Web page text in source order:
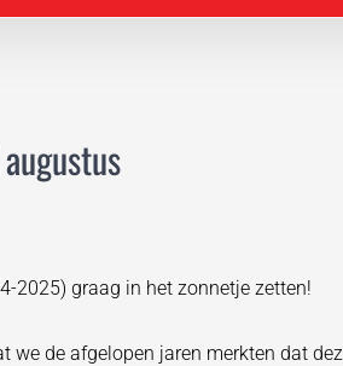
2025) graag in het zonnetje zetten!
de afgelopen jaren merkten dat